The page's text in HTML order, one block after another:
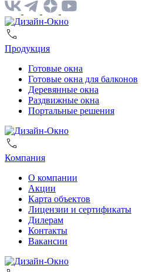
Продукция
Готовые окна
Готовые окна для балконов
Деревянные окна
Раздвижные окна
Портальные решения
Компания
О компании
Акции
Карта объектов
Лицензии и сертификаты
Дилерам
Контакты
Вакансии